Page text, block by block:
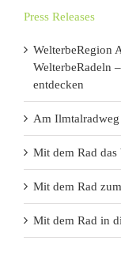
Press Releases
WelterbeRegion
WelterbeRadeln
entdecken
Am Ilmtalradweg
Mit dem Rad das
Mit dem Rad
Mit dem Rad in